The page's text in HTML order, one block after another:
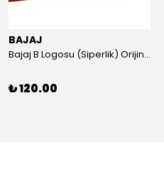
BAJAJ
Bajaj B Logosu (Siperlik) Orijinal
₺ 120.00